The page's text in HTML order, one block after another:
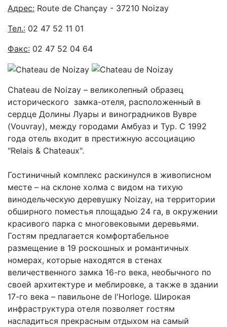
Адрес: Route de Chançay - 37210 Noizay
Тел.: 02 47 52 11 01
Факс: 02 47 52 04 64
Chateau de Noizay – великолепный образец
исторического замка-отеля, расположенный в
сердце Долины Луары и виноградников Вувре
(Vouvray), между городами Амбуаз и Тур. С 1992
года отель входит в престижную ассоциацию
"Relais & Chateaux".
Гостиничный комплекс раскинулся в живописном
месте – на склоне холма с видом на тихую
винодельческую деревушку Noizay, на территории
обширного поместья площадью 24 га, в окружении
красивого парка с многовековыми деревьями.
Гостям предлагается комфортабельное
размещение в 19 роскошных и романтичных
номерах, которые находятся в стенах
величественного замка 16-го века, необычного по
своей архитектуре и меблировке, а также в здании
17-го века – павильоне de l'Horloge. Широкая
инфраструктура отеля позволяет гостям
насладиться прекрасным отдыхом на самый